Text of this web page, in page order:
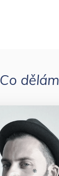
Co dělám